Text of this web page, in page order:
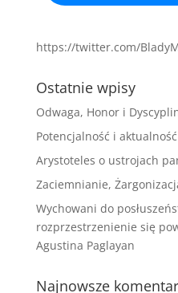
https://twitter.com/
Ostatnie wpisy
Odwaga, Honor i
Potencjalność i
Arystoteles o ustrojach
Zaciemnianie,
Wychowani do
rozprzestrzenienie się
Agustina Paglayan
Najnowsze